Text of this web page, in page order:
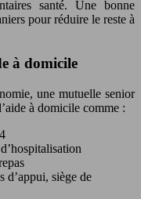
santé. Une bonne
pour réduire le reste à
à domicile
une mutuelle senior
à domicile comme :
d’appui, siège de